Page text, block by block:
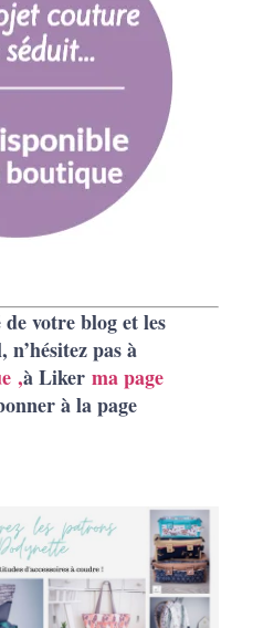
votre blog et les
pas à
,à Liker ma page
à la page